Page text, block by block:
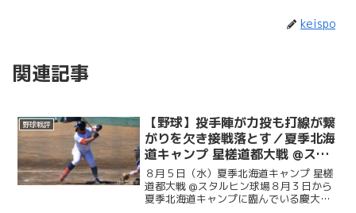
keispo
関連記事
野球戦評
【野球】投手陣が力投も打線が繋
がりを欠き接戦落とす／夏季北海
道キャンプ 星槎道都大戦 @スタ
ルヒン球場
８月５日（水）夏季北海道キャンプ 星槎
道都大戦 @スタルヒン球場８月３日から
夏季北海道キャンプに臨んでいる慶大。